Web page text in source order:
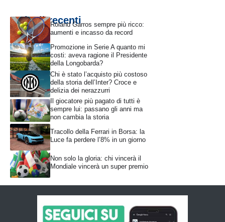
Articoli recentiRoland Garros sempre più ricco:
aumenti e incasso da record
Promozione in Serie A quanto mi
costi: aveva ragione il Presidente
della Longobarda?
Chi è stato l’acquisto più costoso
della storia dell’Inter? Croce e
delizia dei nerazzurri
Il giocatore più pagato di tutti è
sempre lui: passano gli anni ma
non cambia la storia
Tracollo della Ferrari in Borsa: la
Luce fa perdere l’8% in un giorno
Non solo la gloria: chi vincerà il
Mondiale vincerà un super premio